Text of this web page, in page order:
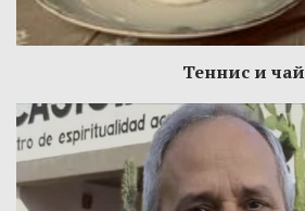
Теннис и чай